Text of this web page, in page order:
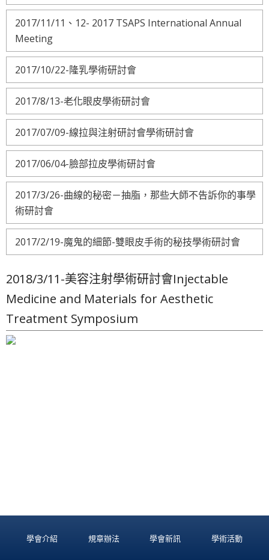
2017/11/11、12- 2017 TSAPS International Annual
Meeting
2017/10/22-隆乳學術研討會
2017/8/13-老化眼皮學術研討會
2017/07/09-線拉與注射研討會學術研討會
2017/06/04-臉部拉皮學術研討會
2017/3/26-曲線的秘密－抽脂，那些大師不告訴你的事學
術研討會
2017/2/19-魔鬼的細節-雙眼皮手術的秘技學術研討會
2018/3/11-美容注射學術研討會Injectable
Medicine and Materials for Aesthetic
Treatment Symposium
學會介紹 規章辦法 學會新訊 學術活動